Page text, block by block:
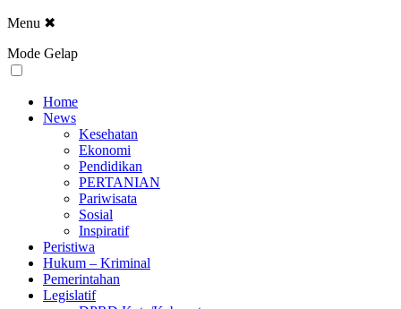
Menu ✖
Mode Gelap
Home
News
Kesehatan
Ekonomi
Pendidikan
PERTANIAN
Pariwisata
Sosial
Inspiratif
Peristiwa
Hukum – Kriminal
Pemerintahan
Legislatif